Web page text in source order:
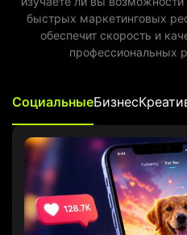
быстрых маркетинговых
обеспечит скорость и
профессиональных
СоциальныеБизнес